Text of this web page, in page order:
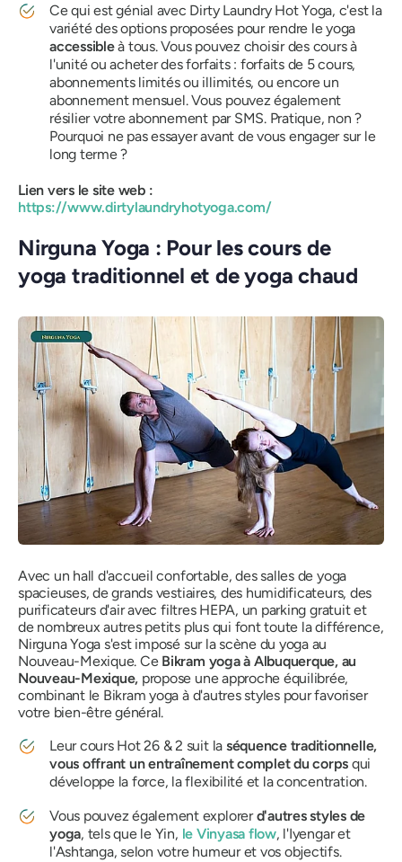
Ce qui est génial avec Dirty Laundry Hot Yoga, c'est la
variété des options proposées pour rendre le yoga
accessibleà tous. Vous pouvez choisir des cours à
l'unité ou acheter des forfaits : forfaits de 5 cours,
abonnements limités ou illimités, ou encore un
abonnement mensuel. Vous pouvez également
résilier votre abonnement par SMS. Pratique, non ?
Pourquoi ne pas essayer avant de vous engager sur le
long terme ?
Lien vers le site web :
https://www.dirtylaundryhotyoga.com/
Nirguna Yoga : Pour les cours de
yoga traditionnel et de yoga chaud
Avec un hall d'accueil confortable, des salles de yoga
spacieuses, de grands vestiaires, des humidificateurs, des
purificateurs d'air avec filtres HEPA, un parking gratuit et
de nombreux autres petits plus qui font toute la différence,
Nirguna Yoga s'est imposé sur la scène du yoga au
Nouveau-Mexique. Ce Bikram yoga à Albuquerque, au
Nouveau-Mexique, propose une approche équilibrée,
combinant le Bikram yoga à d'autres styles pour favoriser
votre bien-être général.
Leur cours Hot 26 & 2 suit la séquence traditionnelle,
vous offrant un entraînement complet du corps qui
développe la force, la flexibilité et la concentration.
Vous pouvez également explorerd'autres styles de
yoga, tels que le Yin, le Vinyasa flow, l'Iyengar et
l'Ashtanga, selon votre humeur et vos objectifs.